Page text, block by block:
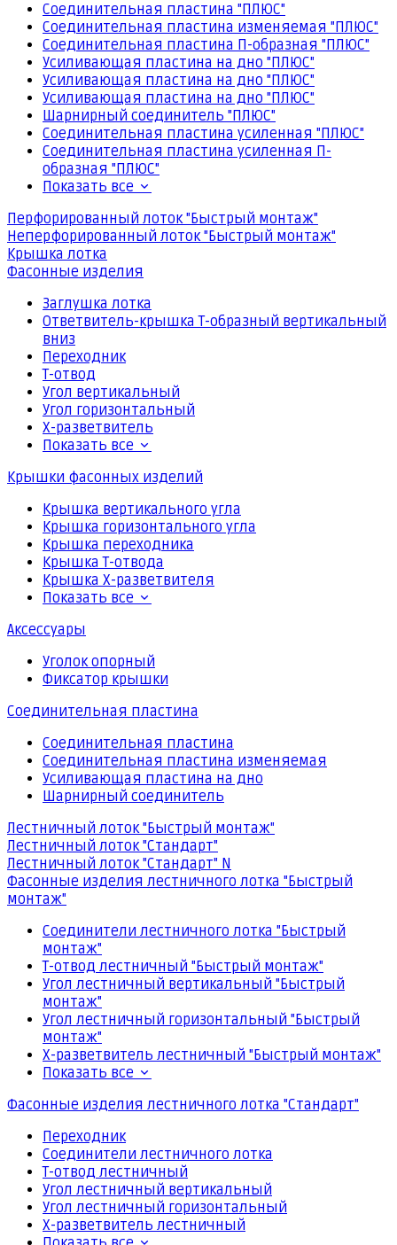
Соединительная пластина "ПЛЮС"
Соединительная пластина изменяемая "ПЛЮС"
Соединительная пластина П-образная "ПЛЮС"
Усиливающая пластина на дно "ПЛЮС"
Усиливающая пластина на дно "ПЛЮС"
Усиливающая пластина на дно "ПЛЮС"
Шарнирный соединитель "ПЛЮС"
Соединительная пластина усиленная "ПЛЮС"
Соединительная пластина усиленная П-
образная "ПЛЮС"
Показать все
Перфорированный лоток "Быстрый монтаж"
Неперфорированный лоток "Быстрый монтаж"
Крышка лотка
Фасонные изделия
Заглушка лотка
Ответвитель-крышка Т-образный вертикальный
вниз
Переходник
Т-отвод
Угол вертикальный
Угол горизонтальный
Х-разветвитель
Показать все
Крышки фасонных изделий
Крышка вертикального угла
Крышка горизонтального угла
Крышка переходника
Крышка Т-отвода
Крышка Х-разветвителя
Показать все
Аксессуары
Уголок опорный
Фиксатор крышки
Соединительная пластина
Соединительная пластина
Соединительная пластина изменяемая
Усиливающая пластина на дно
Шарнирный соединитель
Лестничный лоток "Быстрый монтаж"
Лестничный лоток "Стандарт"
Лестничный лоток "Стандарт" N
Фасонные изделия лестничного лотка "Быстрый
монтаж"
Соединители лестничного лотка "Быстрый
монтаж"
Т-отвод лестничный "Быстрый монтаж"
Угол лестничный вертикальный "Быстрый
монтаж"
Угол лестничный горизонтальный "Быстрый
монтаж"
Х-разветвитель лестничный "Быстрый монтаж"
Показать все
Фасонные изделия лестничного лотка "Стандарт"
Переходник
Соединители лестничного лотка
Т-отвод лестничный
Угол лестничный вертикальный
Угол лестничный горизонтальный
Х-разветвитель лестничный